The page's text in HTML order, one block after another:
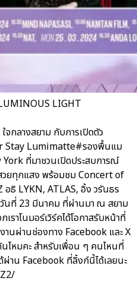
LIGHT
จกลางสยาม กับการเปิดตัว
Stay Lumimatte#รองพื้นแม
ที่มาชวนเปิดประสบการณ์
ยทุกแสง พร้อมชม Concert of
ธิ LYKN, ATLAS, อิ้ง วรันธร
นที่ 23 มีนาคม ที่ผ่านมา ณ สยาม
ราโนมอร์เวิร์คได้โอกาสรับหน้าที่
นผ่านช่องทาง Facebook และ X
ไหมคะ สำหรับเพื่อน ๆ คนไหนที่
ผ่าน Facebook ที่ลิ้งก์นี้ได้เลยนะ